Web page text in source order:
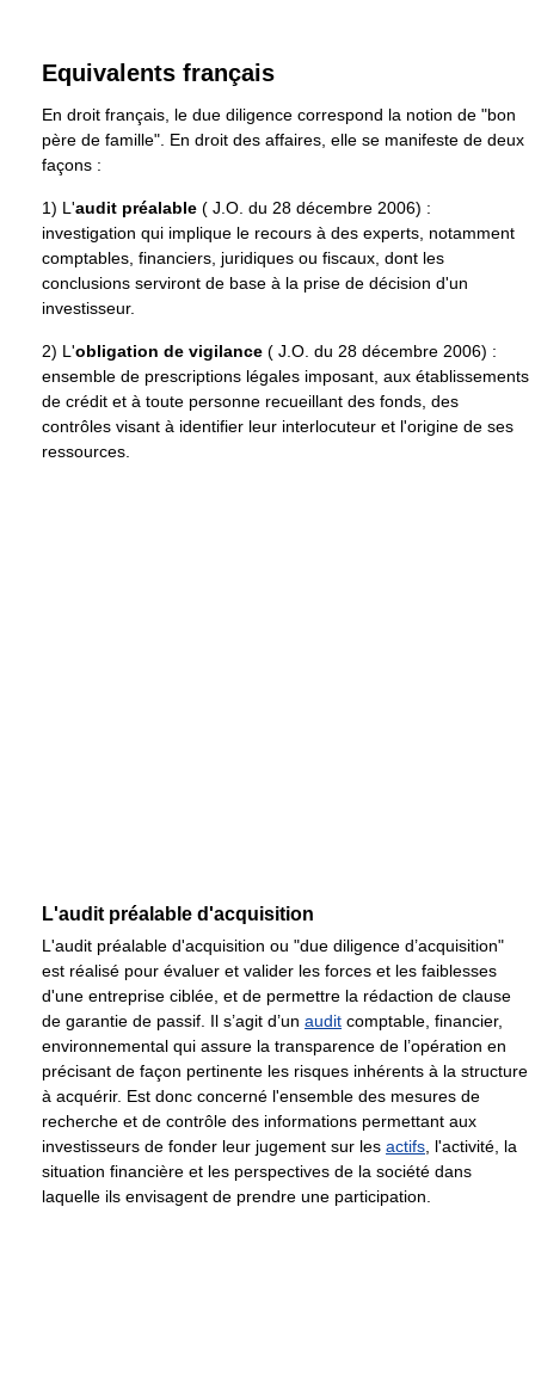
Equivalents français
En droit français, le due diligence correspond la notion de "bon
père de famille". En droit des affaires, elle se manifeste de deux
façons :
1) L'audit préalable ( J.O. du 28 décembre 2006) :
investigation qui implique le recours à des experts, notamment
comptables, financiers, juridiques ou fiscaux, dont les
conclusions serviront de base à la prise de décision d'un
investisseur.
2) L'obligation de vigilance ( J.O. du 28 décembre 2006) :
ensemble de prescriptions légales imposant, aux établissements
de crédit et à toute personne recueillant des fonds, des
contrôles visant à identifier leur interlocuteur et l'origine de ses
ressources.
L'audit préalable d'acquisition
L'audit préalable d'acquisition ou "due diligence d’acquisition"
est réalisé pour évaluer et valider les forces et les faiblesses
d'une entreprise ciblée, et de permettre la rédaction de clause
de garantie de passif. Il s’agit d’un audit comptable, financier,
environnemental qui assure la transparence de l’opération en
précisant de façon pertinente les risques inhérents à la structure
à acquérir. Est donc concerné l'ensemble des mesures de
recherche et de contrôle des informations permettant aux
investisseurs de fonder leur jugement sur les actifs , l'activité, la
situation financière et les perspectives de la société dans
laquelle ils envisagent de prendre une participation.